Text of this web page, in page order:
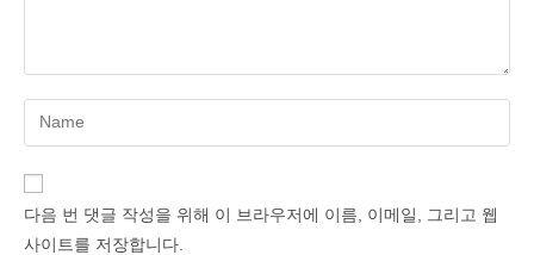
Enter
your
name
다음 번 댓글 작성을 위해 이 브라우저에 이름, 이메일, 그리고 웹
사이트를 저장합니다.